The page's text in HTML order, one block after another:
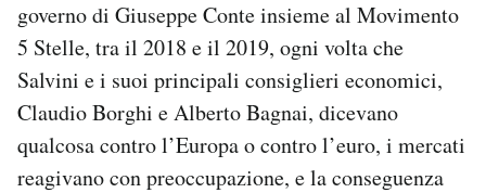
governo di Giuseppe Conte insieme al Movimento
5 Stelle, tra il 2018 e il 2019, ogni volta che
Salvini e i suoi principali consiglieri economici,
Claudio Borghi e Alberto Bagnai, dicevano
qualcosa contro l’Europa o contro l’euro, i mercati
reagivano con preoccupazione, e la conseguenza